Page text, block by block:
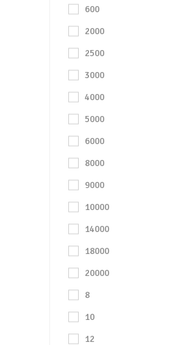
600
2000
2500
3000
4000
5000
6000
8000
9000
10000
14000
18000
20000
8
10
12